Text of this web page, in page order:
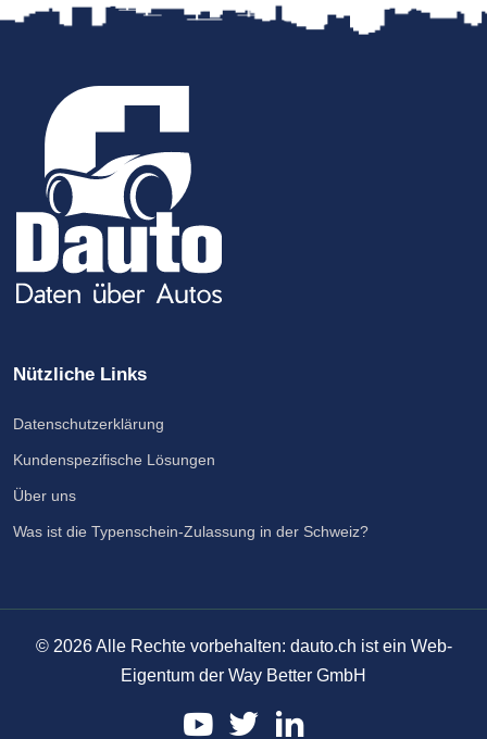
Nützliche Links
Datenschutzerklärung
Kundenspezifische Lösungen
Über uns
Was ist die Typenschein-Zulassung in der Schweiz?
© 2026Alle Rechte vorbehalten: dauto.ch ist ein Web-
Eigentum der Way Better GmbH